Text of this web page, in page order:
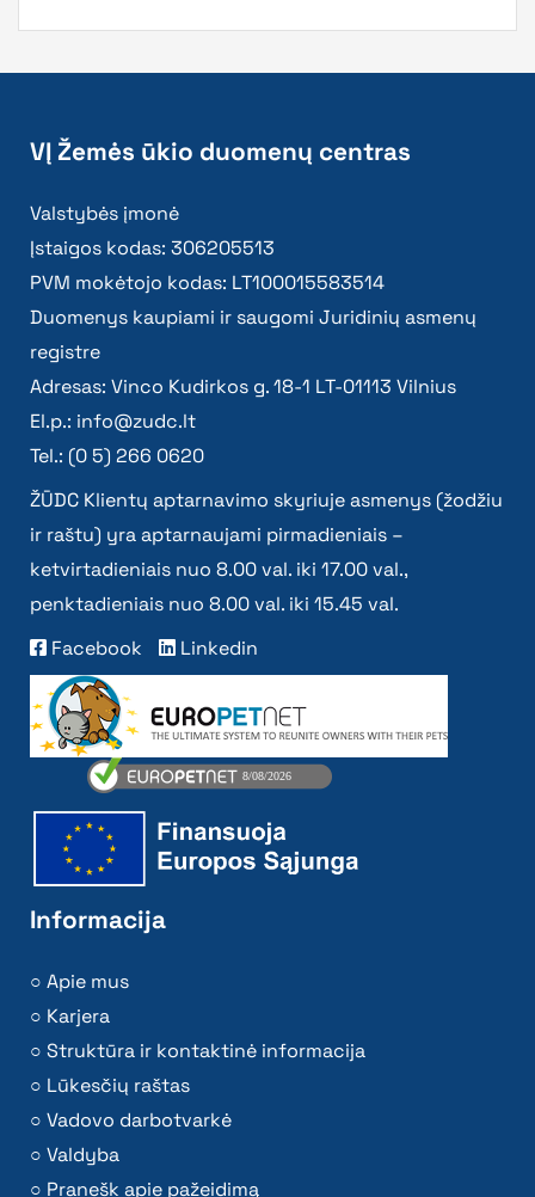
VĮ Žemės ūkio duomenų centras
Valstybės įmonė
Įstaigos kodas: 306205513
PVM mokėtojo kodas: LT100015583514
Duomenys kaupiami ir saugomi Juridinių asmenų
registre
Adresas: Vinco Kudirkos g. 18-1 LT-01113 Vilnius
El.p.: info@zudc.lt
Tel.: (0 5) 266 0620
ŽŪDC Klientų aptarnavimo skyriuje asmenys (žodžiu
ir raštu) yra aptarnaujami pirmadieniais –
ketvirtadieniais nuo 8.00 val. iki 17.00 val.,
penktadieniais nuo 8.00 val. iki 15.45 val.
Facebook
Linkedin
Informacija
Apie mus
Karjera
Struktūra ir kontaktinė informacija
Lūkesčių raštas
Vadovo darbotvarkė
Valdyba
Pranešk apie pažeidimą